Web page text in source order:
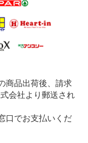
商品出荷後、請求
会社より郵送され
口でお支払いくだ